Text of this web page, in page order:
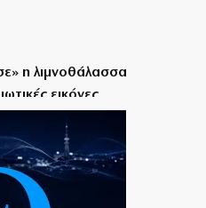
η λιμνοθάλασσα
εικόνες
οι